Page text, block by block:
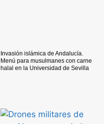
Invasión islámica de Andalucía.
Menú para musulmanes con carne
halal en la Universidad de Sevilla